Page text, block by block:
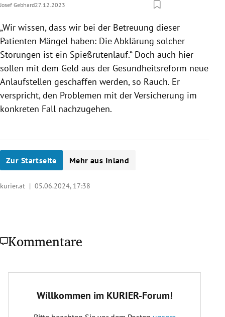
Josef Gebhard27.12.2023
„Wir wissen, dass wir bei der Betreuung dieser
Patienten Mängel haben: Die Abklärung solcher
Störungen ist ein Spießrutenlauf.“ Doch auch hier
sollen mit dem Geld aus der Gesundheitsreform neue
Anlaufstellen geschaffen werden, so Rauch. Er
verspricht, den Problemen mit der Versicherung im
konkreten Fall nachzugehen.
Zur Startseite Mehr aus Inland
kurier.at | 05.06.2024, 17:38
Kommentare